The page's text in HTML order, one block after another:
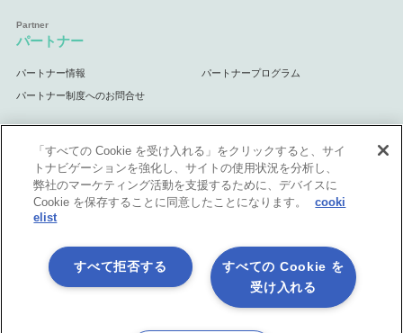
パートナー
パートナー情報 パートナープログラム
パートナー制度へのお問合せ
サポート
サポート情報
各社商標について
会社情報
「すべての Cookie を受け入れる」をクリックすると、サイ
トナビゲーションを強化し、サイトの使用状況を分析し、
弊社のマーケティング活動を支援するために、デバイスに
Cookie を保存することに同意したことになります。
cooki
elist
すべての Cookie を
受け入れる
すべて拒否する